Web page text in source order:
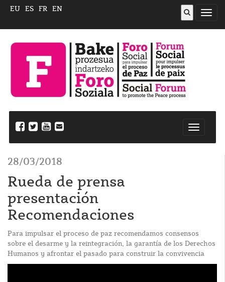
Abrir
EU ES FR EN
28/03/2018
Rueda de prensa
presentación
Recomendaciones
Para impulsar el proceso de paz recomendamos consensos
sobre el desarme y la reintegración, la garantía de los Derechos
Humanos y afrontar el pasado para construir la convivencia